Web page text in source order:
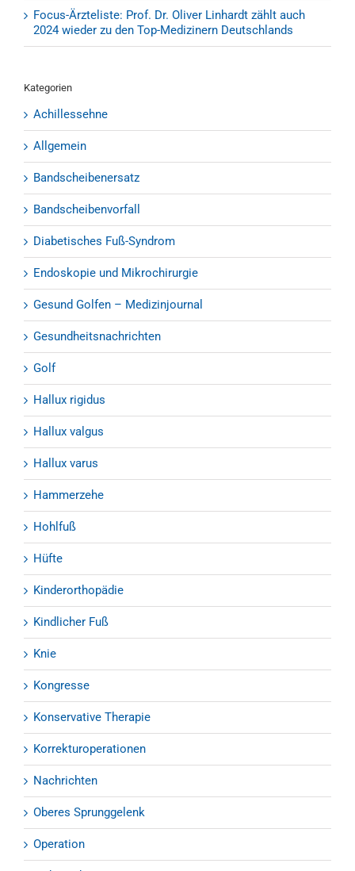
Focus-Ärzteliste: Prof. Dr. Oliver Linhardt zählt auch
2024 wieder zu den Top-Medizinern Deutschlands
Kategorien
Achillessehne
Allgemein
Bandscheibenersatz
Bandscheibenvorfall
Diabetisches Fuß-Syndrom
Endoskopie und Mikrochirurgie
Gesund Golfen – Medizinjournal
Gesundheitsnachrichten
Golf
Hallux rigidus
Hallux valgus
Hallux varus
Hammerzehe
Hohlfuß
Hüfte
Kinderorthopädie
Kindlicher Fuß
Knie
Kongresse
Konservative Therapie
Korrekturoperationen
Nachrichten
Oberes Sprunggelenk
Operation